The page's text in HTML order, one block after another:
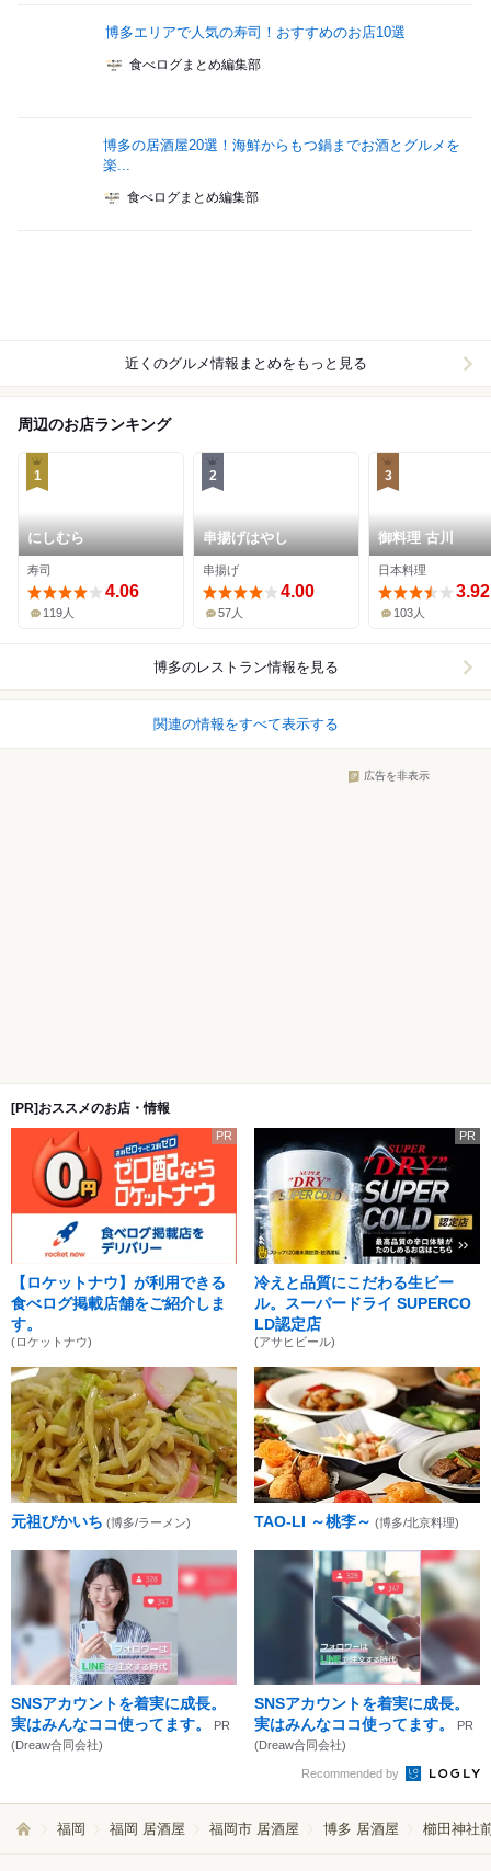
博多エリアで人気の寿司！おすすめのお店10選
食べログまとめ編集部
博多の居酒屋20選！海鮮からもつ鍋までお酒とグルメを
楽...
食べログまとめ編集部
近くのグルメ情報まとめをもっと見る
周辺のお店ランキング
1
にしむら
寿司
4.06
119人
2
串揚げはやし
串揚げ
4.00
57人
3
御料理 古川
日本料理
3.92
103人
博多のレストラン情報を見る
関連の情報をすべて表示する
広告を非表示
[PR]おススメのお店・情報
PR
【ロケットナウ】が利用できる
食べログ掲載店舗をご紹介しま
す。
(ロケットナウ)
PR
冷えと品質にこだわる生ビー
ル。スーパードライ SUPERCO
LD認定店
(アサヒビール)
元祖ぴかいち (博多/ラーメン) TAO-LI ～桃李～ (博多/北京料理)
SNSアカウントを着実に成長。
実はみんなココ使ってます。
PR
(Dreaw合同会社)
SNSアカウントを着実に成長。
実はみんなココ使ってます。
PR
(Dreaw合同会社)
Recommended by
福岡 福岡 居酒屋 福岡市 居酒屋 博多 居酒屋 櫛田神社